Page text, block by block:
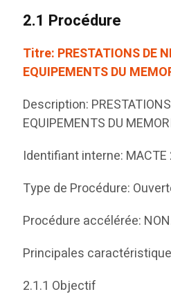
2.1 Procédure
Titre: PRESTATIONS DE
EQUIPEMENTS DU
Description: PRESTATIONS
EQUIPEMENTS DU
Identifiant interne: MACTE
Type de Procédure:
Procédure accélérée:
Principales
2.1.1 Objectif